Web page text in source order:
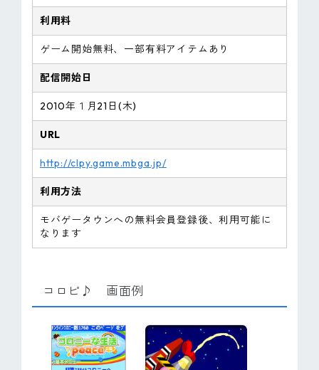
利用料
ゲーム開始無料、一部有料アイテムあり
配信開始日
2010年１月21日(木)
URL
http://clpy.game.mbga.jp/
利用方法
モバゲータウンへの無料会員登録後、利用可能に
なります
コロピ♪ 画面例